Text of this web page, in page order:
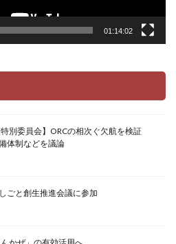
01:14:02
特別委員会】ORCの相次ぐ欠航を検証
体制などを議論
ごと創生推進会議に参加